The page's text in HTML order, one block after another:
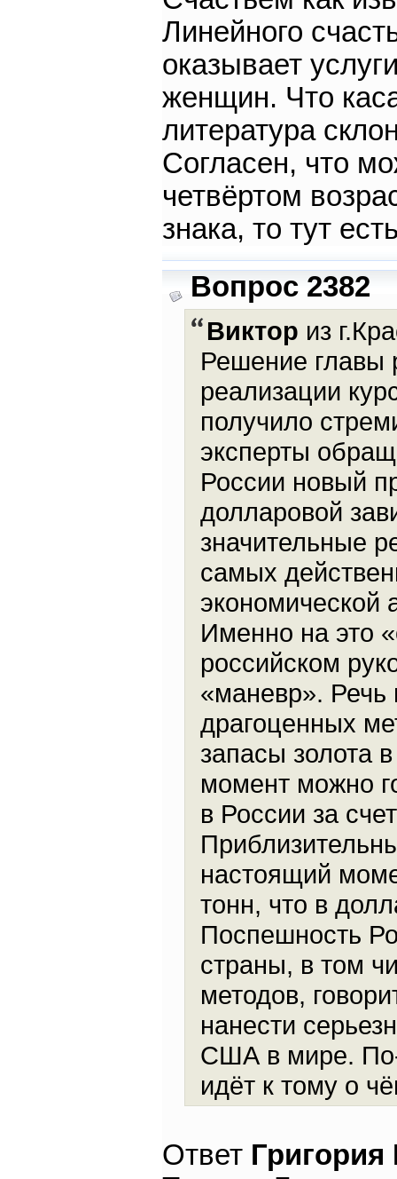
Линейного
оказывает
женщин. Что
литература
Согласен, что
четвёртом
знака, то тут
Вопрос 2382
Виктор из
Решение главы
реализации
получило
эксперты
России новый
долларовой
значительные
самых
экономической
Именно на это
российском
«маневр». Речь
драгоценных
запасы золота
момент можно
в России за
настоящий
тонн, что в
Поспешность
страны, в том
методов,
нанести
США в мире.
идёт к тому о
Ответ